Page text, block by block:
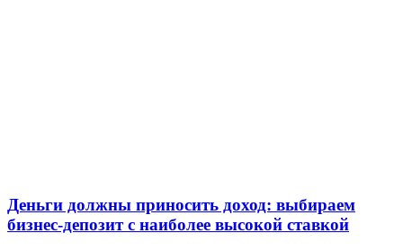
Деньги должны приносить доход: выбираем
бизнес-депозит с наиболее высокой ставкой